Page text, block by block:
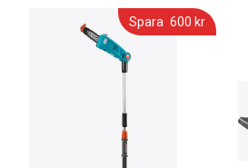
Spara 600 kr